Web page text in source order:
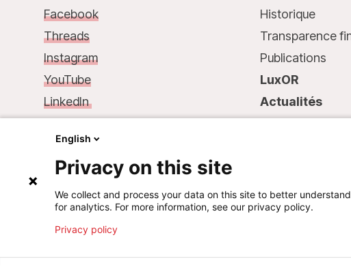
Facebook
Threads
Instagram
YouTube
LinkedIn
68, rue de Gasperich
L-1617 Luxembourg
Tél.: +352 33 25 15
Mail: info@msf.lu
Historique
Transparence
Publications
LuxOR
Actualités
©2026Médecins Sans Frontières Luxembourg
English
Privacy on this site
We collect and process your data on this site to better
for analytics. For more information, see our privacy policy.
Privacy policy